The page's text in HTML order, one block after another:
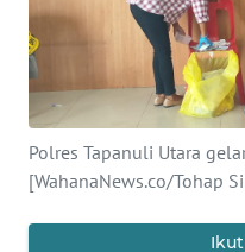
Polres Tapanuli Utara
[WahanaNews.co/Tohap
INFO
IKLAN
TENTANG
KAMI